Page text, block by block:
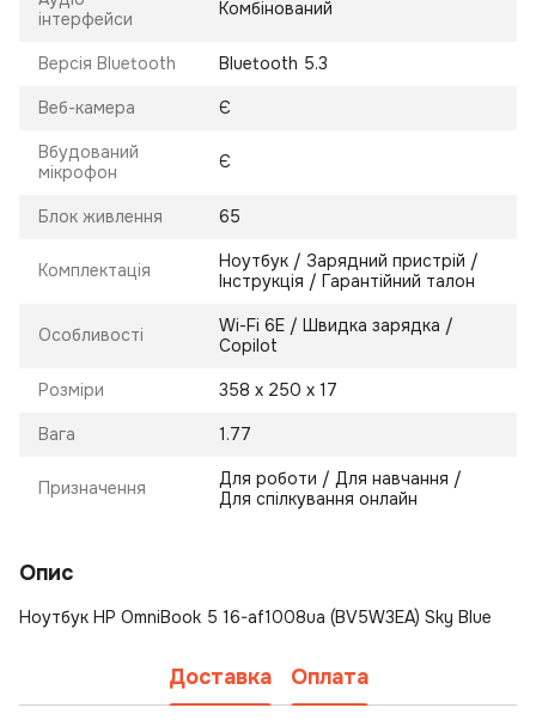
інтерфейси
Комбінований
Версія Bluetooth Bluetooth 5.3
Веб-камера Є
Вбудований
мікрофон
Є
Блок живлення 65
Комплектація
Ноутбук / Зарядний пристрій /
Інструкція / Гарантійний талон
Особливості
Wi-Fi 6E / Швидка зарядка /
Copilot
Розміри 358 х 250 х 17
Вага 1.77
Призначення
Для роботи / Для навчання /
Для спілкування онлайн
Опис
Ноутбук HP OmniBook 5 16-af1008ua (BV5W3EA) Sky Blue
Доставка Оплата